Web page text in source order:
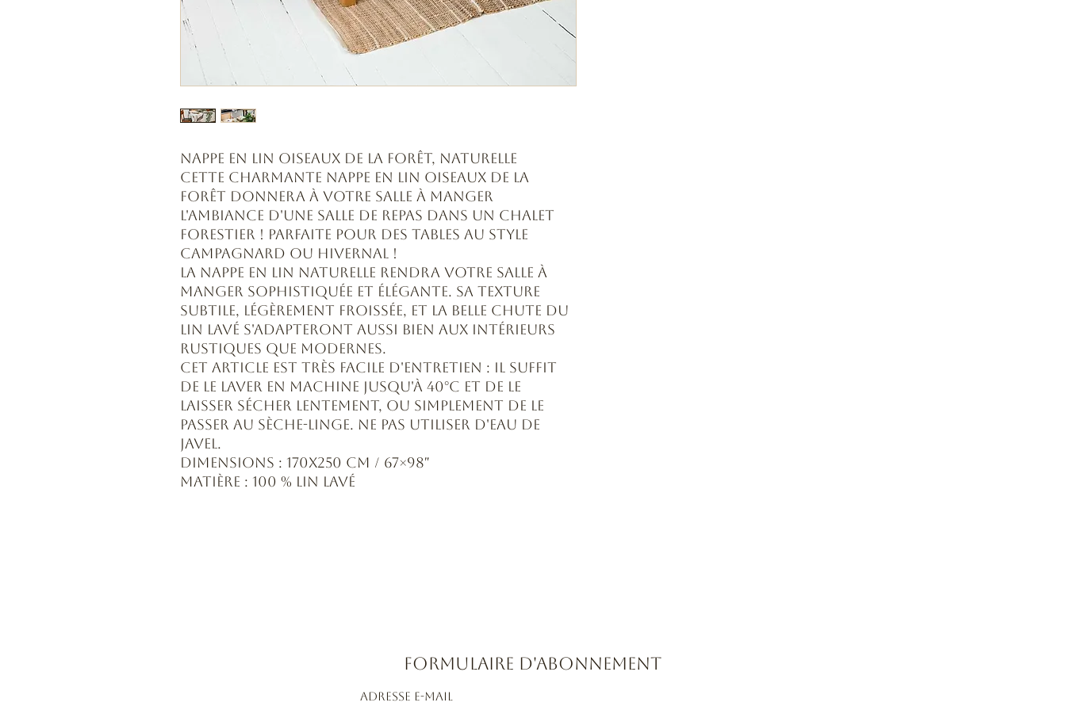
Nappe en lin Oiseaux de la Forêt, Naturelle
Cette charmante nappe en lin Oiseaux de la
Forêt donnera à votre salle à manger
l'ambiance d'une salle de repas dans un chalet
forestier ! Parfaite pour des tables au style
campagnard ou hivernal !
La nappe en lin naturelle rendra votre salle à
manger sophistiquée et élégante. Sa texture
subtile, légèrement froissée, et la belle chute du
lin lavé s'adapteront aussi bien aux intérieurs
rustiques que modernes.
Cet article est très facile d'entretien : il suffit
de le laver en machine jusqu'à 40°C et de le
laisser sécher lentement, ou simplement de le
passer au sèche-linge. Ne pas utiliser d'eau de
Javel.
Dimensions : 170x250 cm / 67×98″
Matière : 100 % lin lavé
Formulaire d'abonnement